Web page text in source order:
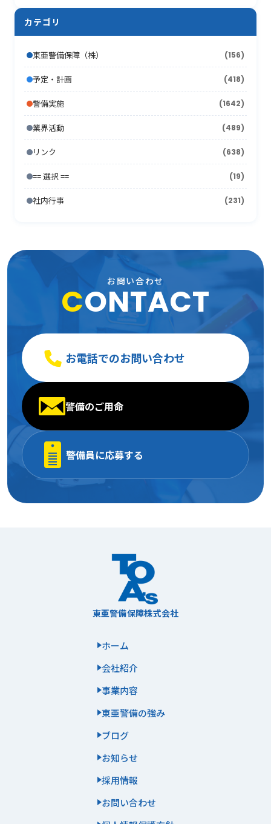
2014年1月
2013年2月
2013年1月 (7)
2012年4月 (12)
2012年2月 (11)
2012年1月 (10)
2011年5月 (11)
2011年4月 (12)
2011年3月 (13)
2011年1月 (12)
2010年6月
2010年4月 (15)
2010年3月 (18)
2010年2月 (7)
2010年1月 (13)
2009年7月
2009年5月 (16)
2009年3月 (22)
2009年2月 (15)
2009年1月 (16)
2008年8月
2008年7月 (15)
2008年6月 (10)
2008年5月 (21)
2008年4月 (11)
2008年3月 (26)
2008年2月 (15)
2008年1月 (10)
2007年9月
2007年8月 (22)
2007年7月 (21)
2007年6月 (17)
2007年5月 (24)
2007年4月 (21)
2007年3月 (31)
2007年2月 (33)
2006年11月 (20)
2006年9月 (44)
2006年8月 (26)
2006年7月 (22)
2006年6月 (26)
2006年5月 (23)
2006年4月
2006年1月
2005年12月 (19)
2005年11月 (24)
2005年10月 (13)
2005年8月 (14)
2005年7月 (8)
2005年6月 (9)
2005年5月 (11)
2005年1月
カテゴリ
東亜警備保障（株） (156)
予定・計画 (418)
警備実施 (1642)
業界活動 (489)
リンク (638)
== 選択 == (19)
社内行事 (231)
お問い合わせ
CONTACT
お電話でのお問い合わせ
警備のご用命
警備員に応募する
東亜警備保障株式会社
ホーム
会社紹介
事業内容
東亜警備の強み
ブログ
お知らせ
採用情報
お問い合わせ